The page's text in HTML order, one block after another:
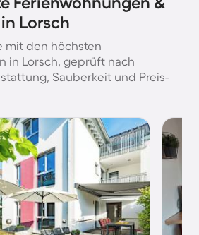
Lorsch
mit den höchsten
in Lorsch, geprüft nach
Sauberkeit und Preis-